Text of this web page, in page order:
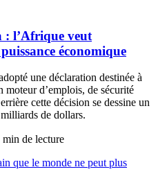
: l’Afrique veut
économique
une déclaration destinée à
moteur d’emplois, de sécurité
cette décision se dessine un
de dollars.
min de lecture